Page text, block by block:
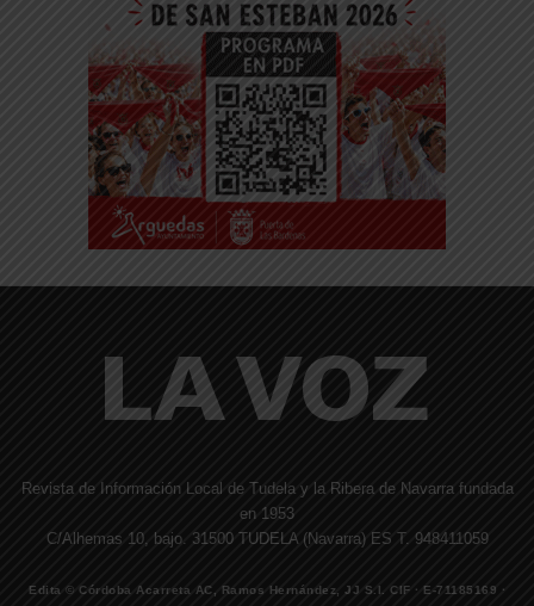
Revista de Información Local de Tudela y la Ribera de Navarra fundada
en 1953
C/Alhemas 10, bajo. 31500 TUDELA (Navarra) ES T. 948411059
Edita © Córdoba Acarreta AC, Ramos Hernández, JJ S.I. CIF · E-71185169 ·